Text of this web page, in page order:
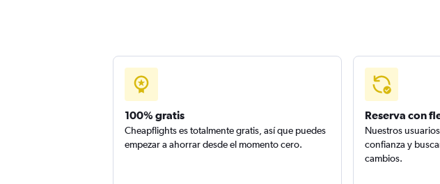
100% gratis
Cheapflights es totalmente gratis, así que puedes
empezar a ahorrar desde el momento cero.
Reserva con
Nuestros
confianza y
cambios.